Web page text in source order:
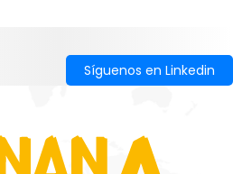
Síguenos en Linkedin